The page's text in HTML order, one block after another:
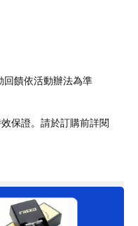
回饋依活動辦法為準
保證。請於訂購前詳閱